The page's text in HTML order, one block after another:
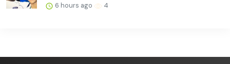
6 hours ago 4